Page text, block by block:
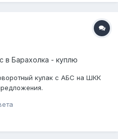
в Барахолка - куплю
кулак с АБС на ШКК